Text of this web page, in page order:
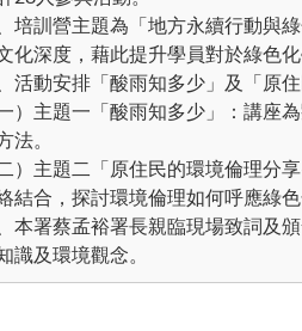
培訓營主題為「地方永續行動與
化深度，藉此提升學員對於綠色
活動安排「酸雨知多少」及「原
一）主題一「酸雨知多少」：講座
法。
二）主題二「原住民的環境倫理分
結合，探討環境倫理如何呼應綠
本署蔡孟裕署長親臨現場致詞及
識及環境觀念。